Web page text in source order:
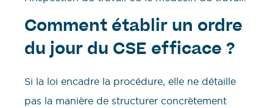
Comment établir un ordre
du jour du CSE efficace ?
Si la loi encadre la procédure, elle ne détaille
pas la manière de structurer concrètement